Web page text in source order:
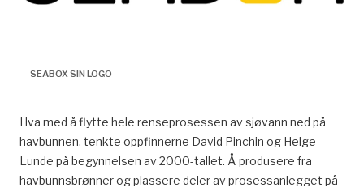
— SEABOX SIN LOGO
Hva med å flytte hele renseprosessen av sjøvann ned på
havbunnen, tenkte oppfinnerne David Pinchin og Helge
Lunde på begynnelsen av 2000-tallet. Å produsere fra
havbunnsbrønner og plassere deler av prosessanlegget på